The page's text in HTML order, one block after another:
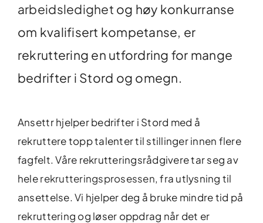
arbeidsledighet og høy konkurranse
om kvalifisert kompetanse, er
rekruttering en utfordring for mange
bedrifter i Stord og omegn.
Ansettr hjelper bedrifter i Stord med å
rekruttere topp talenter til stillinger innen flere
fagfelt. Våre rekrutteringsrådgivere tar seg av
helerekrutteringsprosessen, fra utlysning til
ansettelse. Vi hjelper deg å bruke mindre tid på
rekruttering og løser oppdrag når det er